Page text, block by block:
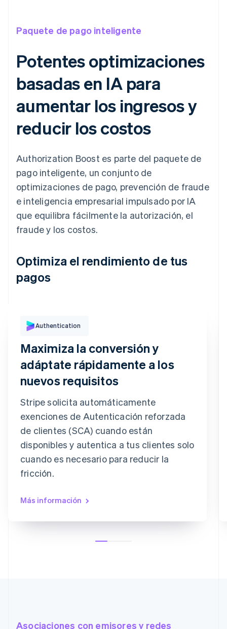
Paquete de pago inteligente
Potentes optimizaciones
basadas en IA para
aumentar los ingresos y
reducir los costos
Authorization Boost es parte del paquete de
pago inteligente, un conjunto de
optimizaciones de pago, prevención de fraude
e inteligencia empresarial impulsado por IA
que equilibra fácilmente la autorización, el
fraude y los costos.
Optimiza el rendimiento de tus
pagos
Autenticación de compra
registrado terminado en 6080
9
9 2 7 3 6
Confirmar pago
Authentication
Maximiza la conversión y
adáptate rápidamente a los
nuevos requisitos
Stripe solicita automáticamente
exenciones de Autenticación reforzada
de clientes (SCA) cuando están
disponibles y autentica a tus clientes solo
cuando es necesario para reducir la
fricción.
Más información
Asociaciones con emisores y redes